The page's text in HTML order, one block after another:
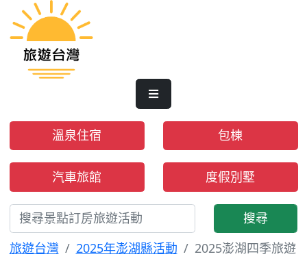
溫泉住宿 包棟
汽車旅館 度假別墅
搜尋
旅遊台灣
2025年澎湖縣活動 2025澎湖四季旅遊